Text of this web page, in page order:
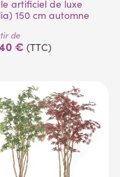
150 cm automne
de
€ (TTC)